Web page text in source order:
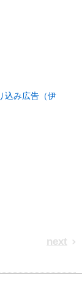
込み広告（伊
next